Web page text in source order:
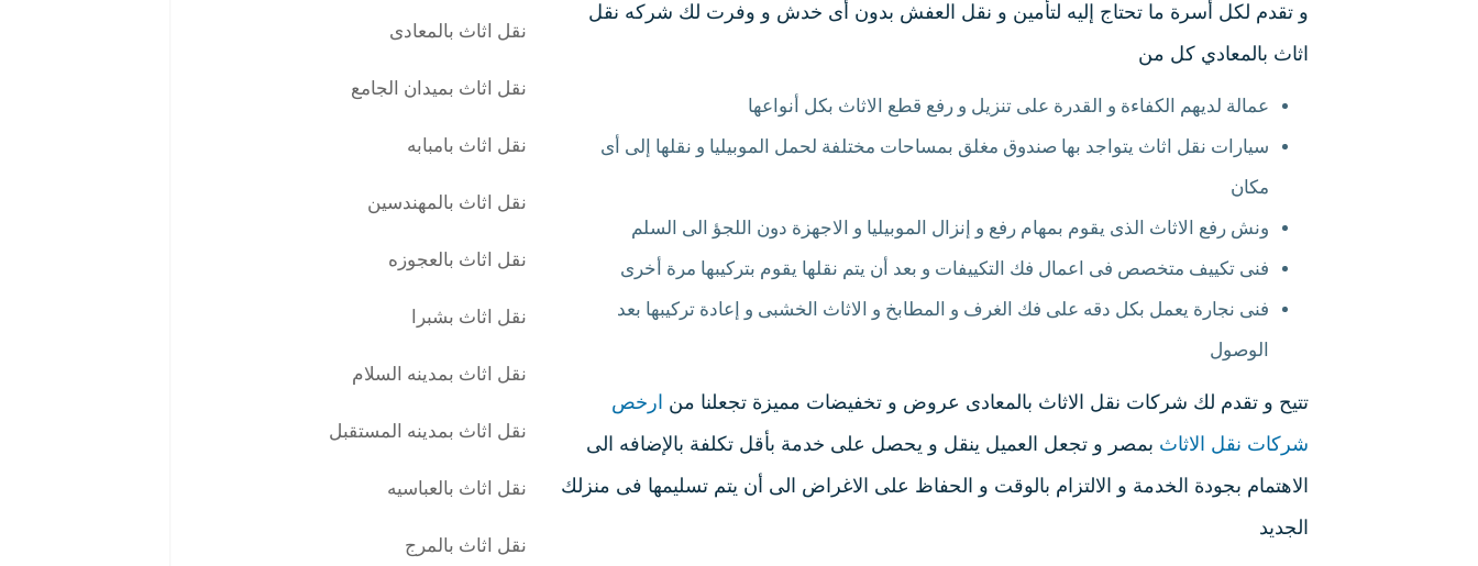
و تقدم لكل أسرة ما تحتاج إليه لتأمين و نقل العفش بدون أى خدش و وفرت لك شركه نقل
اثاث بالمعادي كل من
عمالة لديهم الكفاءة و القدرة على تنزيل و رفع قطع الاثاث بكل أنواعها
سيارات نقل اثاث يتواجد بها صندوق مغلق بمساحات مختلفة لحمل الموبيليا و نقلها إلى أى
مكان
ونش رفع الاثاث الذى يقوم بمهام رفع و إنزال الموبيليا و الاجهزة دون اللجؤ الى السلم
فنى تكييف متخصص فى اعمال فك التكييفات و بعد أن يتم نقلها يقوم بتركيبها مرة أخرى
فنى نجارة يعمل بكل دقه على فك الغرف و المطابخ و الاثاث الخشبى و إعادة تركيبها بعد
الوصول
تتيح و تقدم لك شركات نقل الاثاث بالمعادى عروض و تخفيضات مميزة تجعلنا من ارخص
شركات نقل الاثاث بمصر و تجعل العميل ينقل و يحصل على خدمة بأقل تكلفة بالإضافه الى
الاهتمام بجودة الخدمة و الالتزام بالوقت و الحفاظ على الاغراض الى أن يتم تسليمها فى منزلك
الجديد
نقل اثاث بالمعادى
نقل اثاث بميدان الجامع
نقل اثاث بامبابه
نقل اثاث بالمهندسين
نقل اثاث بالعجوزه
نقل اثاث بشبرا
نقل اثاث بمدينه السلام
نقل اثاث بمدينه المستقبل
نقل اثاث بالعباسيه
نقل اثاث بالمرج